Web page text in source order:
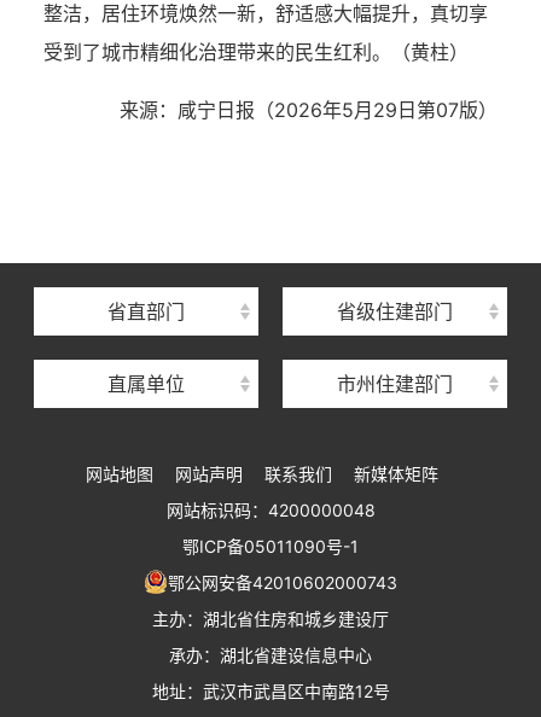
整洁，居住环境焕然一新，舒适感大幅提升，真切享
受到了城市精细化治理带来的民生红利。
（黄柱）
来源：咸宁日报（2026年5月29日 第07版）
省直部门 省级住建部门
直属单位
湖北省住房保障中心
湖北省建设工程质量安全监督总站
湖北省建设工程标准定额管理总站
湖北省住建厅执业资格注册中心
湖北省城乡建设发展中心
湖北城市建设职业技术学院
市州住建部门
网站地图 网站声明 联系我们
新媒体矩阵
网站标识码：4200000048
鄂ICP备05011090号-1
鄂公网安备42010602000743
主办：湖北省住房和城乡建设厅
承办：湖北省建设信息中心
地址：武汉市武昌区中南路12号